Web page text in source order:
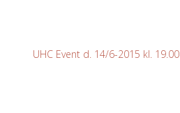
UHC Event d. 14/6-2015 kl. 19.00